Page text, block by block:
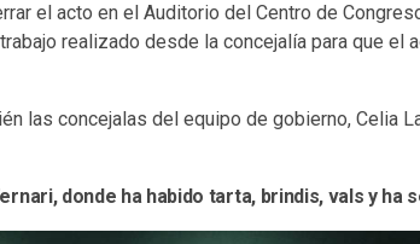
el acto en el Auditorio del Centro de
realizado desde la concejalía para que el
las concejalas del equipo de gobierno, Celia
donde ha habido tarta, brindis, vals y ha